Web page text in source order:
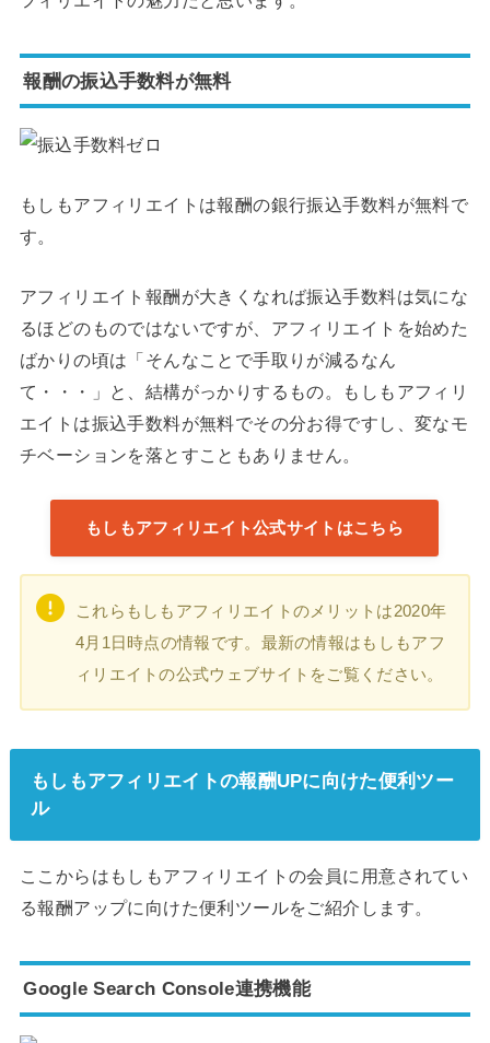
報酬の振込手数料が無料
もしもアフィリエイトは報酬の銀行振込手数料が無料で
す。
アフィリエイト報酬が大きくなれば振込手数料は気にな
るほどのものではないですが、アフィリエイトを始めた
ばかりの頃は「そんなことで手取りが減るなん
て・・・」と、結構がっかりするもの。もしもアフィリ
エイトは振込手数料が無料でその分お得ですし、変なモ
チベーションを落とすこともありません。
もしもアフィリエイト公式サイトはこちら
これらもしもアフィリエイトのメリットは2020年
4月1日時点の情報です。最新の情報はもしもアフ
ィリエイトの公式ウェブサイトをご覧ください。
もしもアフィリエイトの報酬UPに向けた便利ツー
ル
ここからはもしもアフィリエイトの会員に用意されてい
る報酬アップに向けた便利ツールをご紹介します。
Google Search Console連携機能